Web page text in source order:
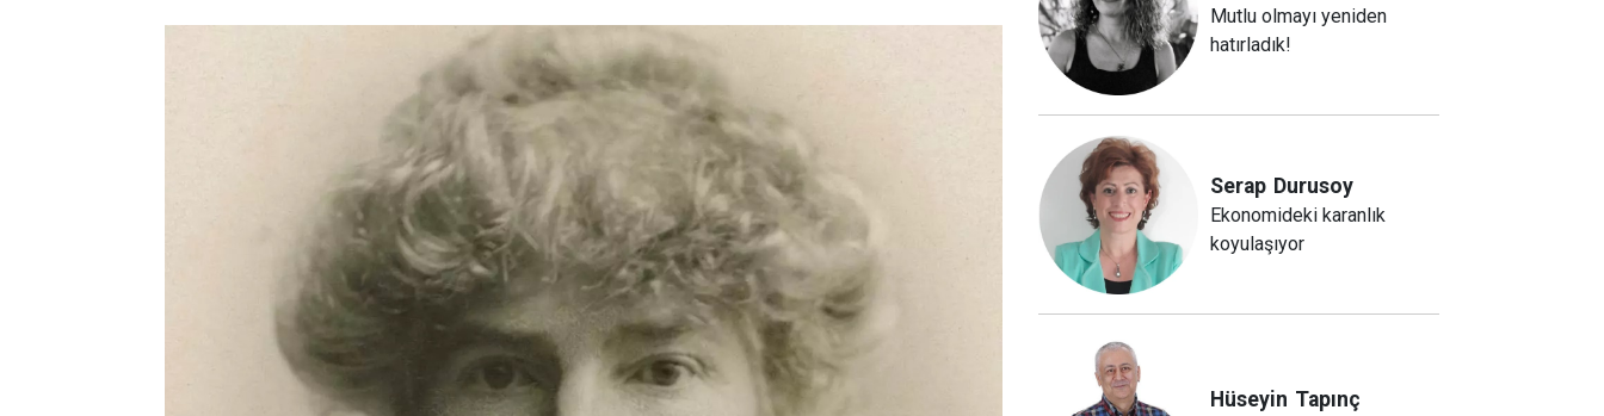
Mutlu olmayı yeniden
hatırladık!
Serap Durusoy
Ekonomideki karanlık
koyulaşıyor
Hüseyin Tapınç